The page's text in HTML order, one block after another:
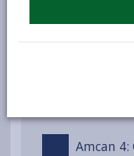
Amcan
hyder
Gymraeg a’u
Amcan 4: